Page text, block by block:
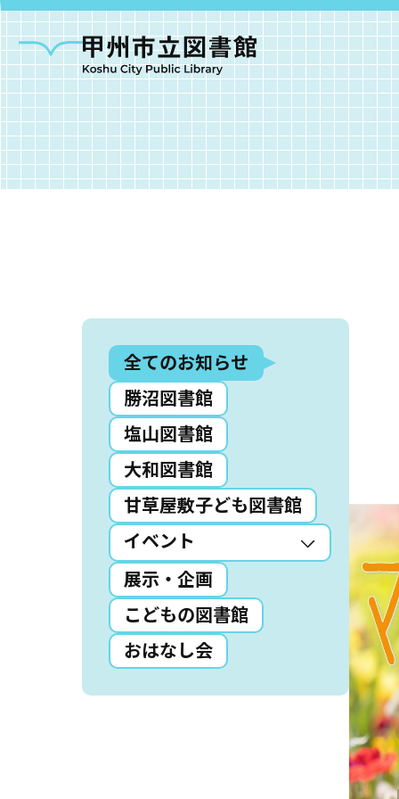
全てのお知らせ
勝沼図書館
塩山図書館
大和図書館
甘草屋敷子ども図書館
イベント
展示・企画
こどもの図書館
おはなし会
勝沼図書館
大和図書館
甘草屋敷子ども図書館
お知らせ
図書館地図PDF
よくあるご質問
マンガ「雨宮敬二郎
スポンサー企業